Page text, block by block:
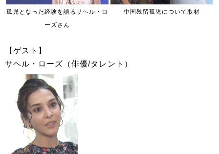
孤児となった経験を語るサヘル・ロ
ーズさん
中国残留孤児について取材
【ゲスト】
サヘル・ローズ（俳優/タレント）